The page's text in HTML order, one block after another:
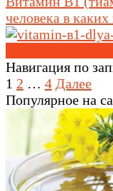
человека в
Навигация по
1 2 … 4 Далее
Популярное на